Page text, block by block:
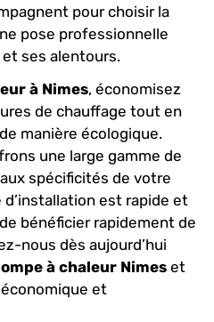
pour choisir la
pose professionnelle
ses alentours.
à Nimes, économisez
de chauffage tout en
manière écologique.
une large gamme de
spécificités de votre
est rapide et
bénéficier rapidement de
nous dès aujourd’hui
à chaleur Nimeset
et